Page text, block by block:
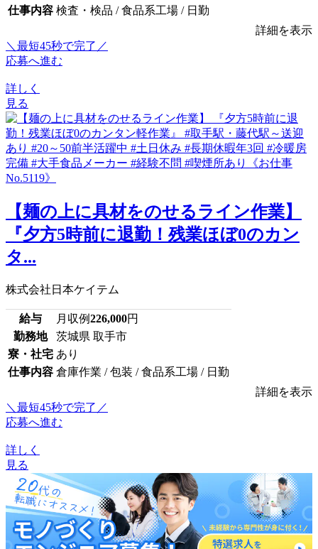
仕事内容 検査・検品 / 食品系工場 / 日勤
詳細を表示
＼最短45秒で完了／
応募へ進む
詳しく
見る
【麺の上に具材をのせるライン作業】
『夕方5時前に退勤！残業ほぼ0のカン
タ...
株式会社日本ケイテム
給与 月収例226,000円
勤務地
茨城県 取手市
寮・社宅 あり
仕事内容 倉庫作業 / 包装 / 食品系工場 / 日勤
詳細を表示
＼最短45秒で完了／
応募へ進む
詳しく
見る